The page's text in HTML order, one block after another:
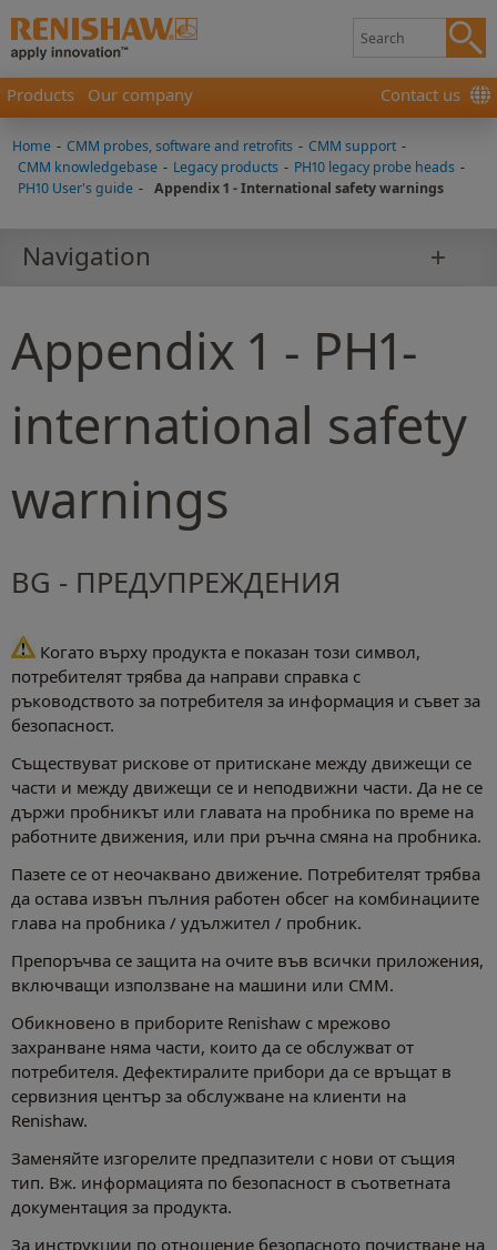
Products Our company Contact us
Home - CMM probes, software and retrofits - CMM support -
CMM knowledgebase - Legacy products - PH10 legacy probe heads -
PH10 User's guide - Appendix 1 - International safety warnings
Navigation
Appendix 1 - PH1-
international safety
warnings
BG - ПРЕДУПРЕЖДЕНИЯ
Когато върху продукта е показан този символ,
потребителят трябва да направи справка с
ръководството за потребителя за информация и съвет за
безопасност.
Съществуват рискове от притискане между движещи се
части и между движещи се и неподвижни части. Да не се
държи пробникът или главата на пробника по време на
работните движения, или при ръчна смяна на пробника.
Пазете се от неочаквано движение. Потребителят трябва
да остава извън пълния работен обсег на комбинациите
глава на пробника / удължител / пробник.
Препоръчва се защита на очите във всички приложения,
включващи използване на машини или CMM.
Обикновено в приборите Renishaw с мрежово
захранване няма части, които да се обслужват от
потребителя. Дефектиралите прибори да се връщат в
сервизния център за обслужване на клиенти на
Renishaw.
Заменяйте изгорелите предпазители с нови от същия
тип. Вж. информацията по безопасност в съответната
документация за продукта.
За инструкции по отношение безопасното почистване на